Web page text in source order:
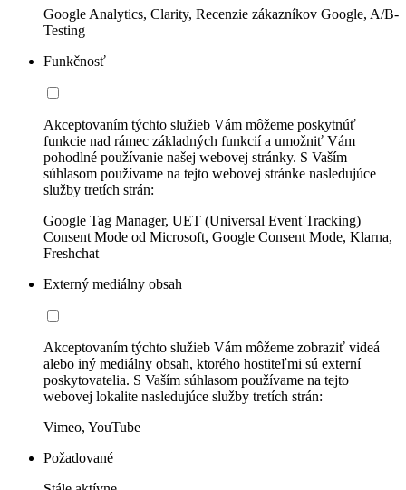
Google Analytics, Clarity, Recenzie zákazníkov Google, A/B-
Testing
Funkčnosť
Akceptovaním týchto služieb Vám môžeme poskytnúť
funkcie nad rámec základných funkcií a umožniť Vám
pohodlné používanie našej webovej stránky. S Vaším
súhlasom používame na tejto webovej stránke nasledujúce
služby tretích strán:
Google Tag Manager, UET (Universal Event Tracking)
Consent Mode od Microsoft, Google Consent Mode, Klarna,
Freshchat
Externý mediálny obsah
Akceptovaním týchto služieb Vám môžeme zobraziť videá
alebo iný mediálny obsah, ktorého hostiteľmi sú externí
poskytovatelia. S Vaším súhlasom používame na tejto
webovej lokalite nasledujúce služby tretích strán:
Vimeo, YouTube
Požadované